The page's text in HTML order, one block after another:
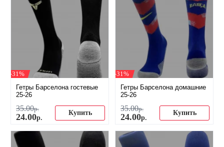
-31%
Гетры Барселона гостевые
25-26
35.00р.
24.00р.
Купить
-31%
Гетры Барселона домашние
25-26
35.00р.
24.00р.
Купить